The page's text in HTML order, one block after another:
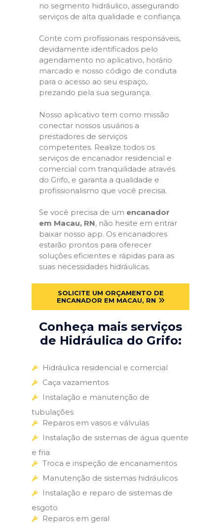
no segmento hidráulico, assegurando
serviços de alta qualidade e confiança.
Conte com profissionais responsáveis,
devidamente identificados pelo
agendamento no aplicativo, horário
marcado e nosso código de conduta
para o acesso ao seu espaço,
prezando pela sua segurança.
Nosso aplicativo tem como missão
conectar nossos usuários a
prestadores de serviços
competentes. Realize todos os
serviços de encanador residencial e
comercial com tranquilidade através
do Grifo, e garanta a qualidade e
profissionalismo que você precisa.
Se você precisa de um encanador
em Macau, RN, não hesite em entrar
baixar nosso app. Os encanadores
estarão prontos para oferecer
soluções eficientes e rápidas para as
suas necessidades hidráulicas.
SOLICITE UM ORÇAMENTO DE
ENCANADOR EM MACAU, RN
Conheça mais serviços
de Hidráulica do Grifo:
Hidráulica residencial e comercial
Caça vazamentos
Instalação e manutenção de
tubulações
Reparos em vasos e válvulas
Instalação de sistemas de água quente
e fria
Troca e inspeção de encanamentos
Manutenção de sistemas hidráulicos
Instalação e reparo de sistemas de
esgoto
Reparos em geral